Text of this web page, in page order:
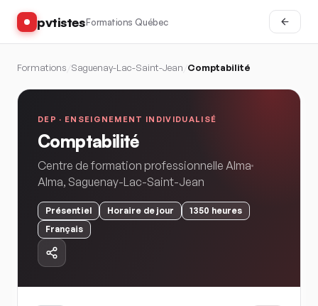
pvtistesFormations Québec
Formations Saguenay-Lac-Saint-Jean Comptabilité
DEP · ENSEIGNEMENT INDIVIDUALISÉ
Comptabilité
Centre de formation professionnelle Alma
Alma, Saguenay-Lac-Saint-Jean
Présentiel Horaire de jour 1350 heures
Français